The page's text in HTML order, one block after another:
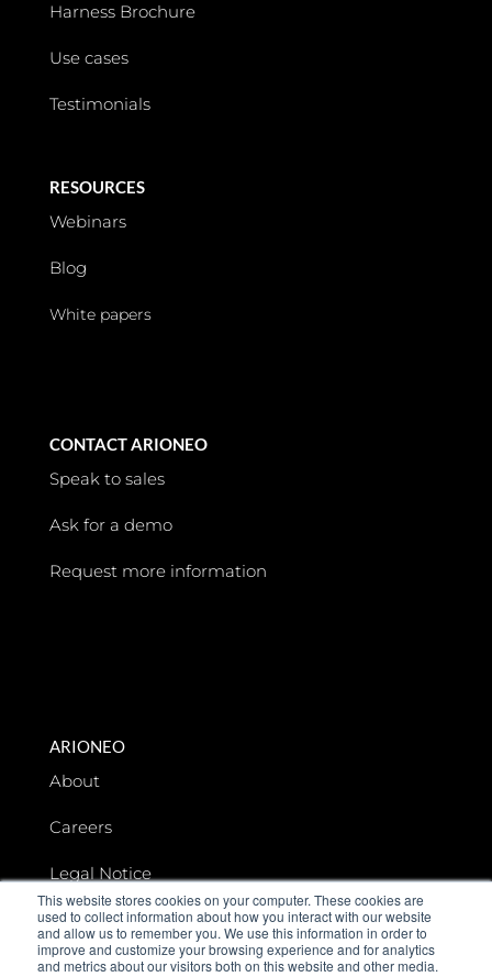
This website stores cookies on your computer. These cookies are
used to collect information about how you interact with our website
and allow us to remember you. We use this information in order to
improve and customize your browsing experience and for analytics
and metrics about our visitors both on this website and other media.
Harness Brochure
Use cases
Testimonials
RESOURCES
Webinars
Blog
White papers
CONTACT ARIONEO
Speak to sales
Ask for a demo
Request more information
ARIONEO
About
Careers
Legal Notice
Data privacy